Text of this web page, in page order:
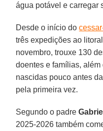
água potável e carregar
Desde o início do
três expedições ao
novembro, trouxe 130
doentes e famílias,
nascidas pouco antes
pela primeira vez.
Segundo o padreGabriel
2025-2026 também